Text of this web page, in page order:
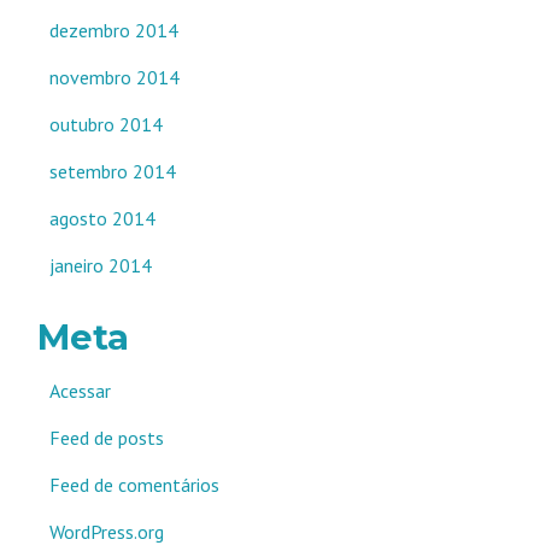
dezembro 2014
novembro 2014
outubro 2014
setembro 2014
agosto 2014
janeiro 2014
Meta
Acessar
Feed de posts
Feed de comentários
WordPress.org